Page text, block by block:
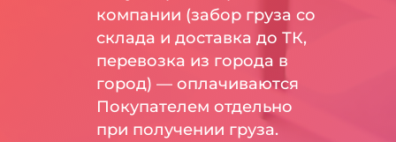
компании (забор груза со
склада и доставка до ТК,
перевозка из города в
город) — оплачиваются
Покупателем отдельно
при получении груза.